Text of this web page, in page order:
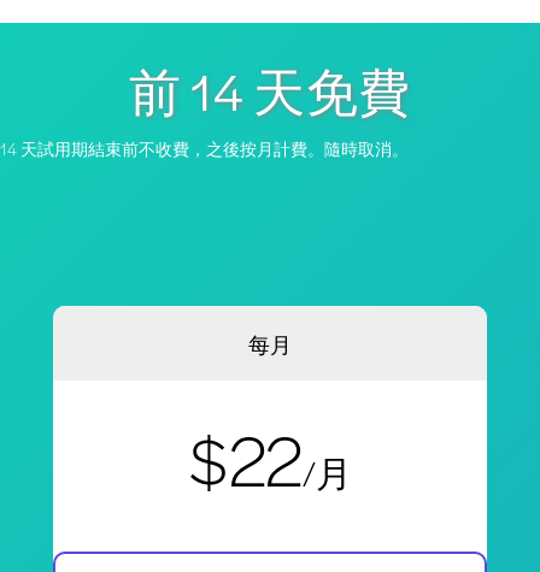
前 14 天免費
14 天試用期結束前不收費，之後按月計費。隨時取消。
每月
$22/月